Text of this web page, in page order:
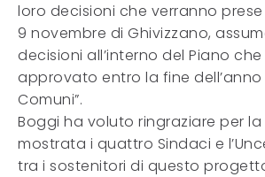
loro decisioni che verranno prese
9 novembre di Ghivizzano,
decisioni all’interno del Piano
approvato entro la fine dell’anno
Comuni”.
Boggi ha voluto ringraziare per la
mostrata i quattro Sindaci e
tra i sostenitori di questo